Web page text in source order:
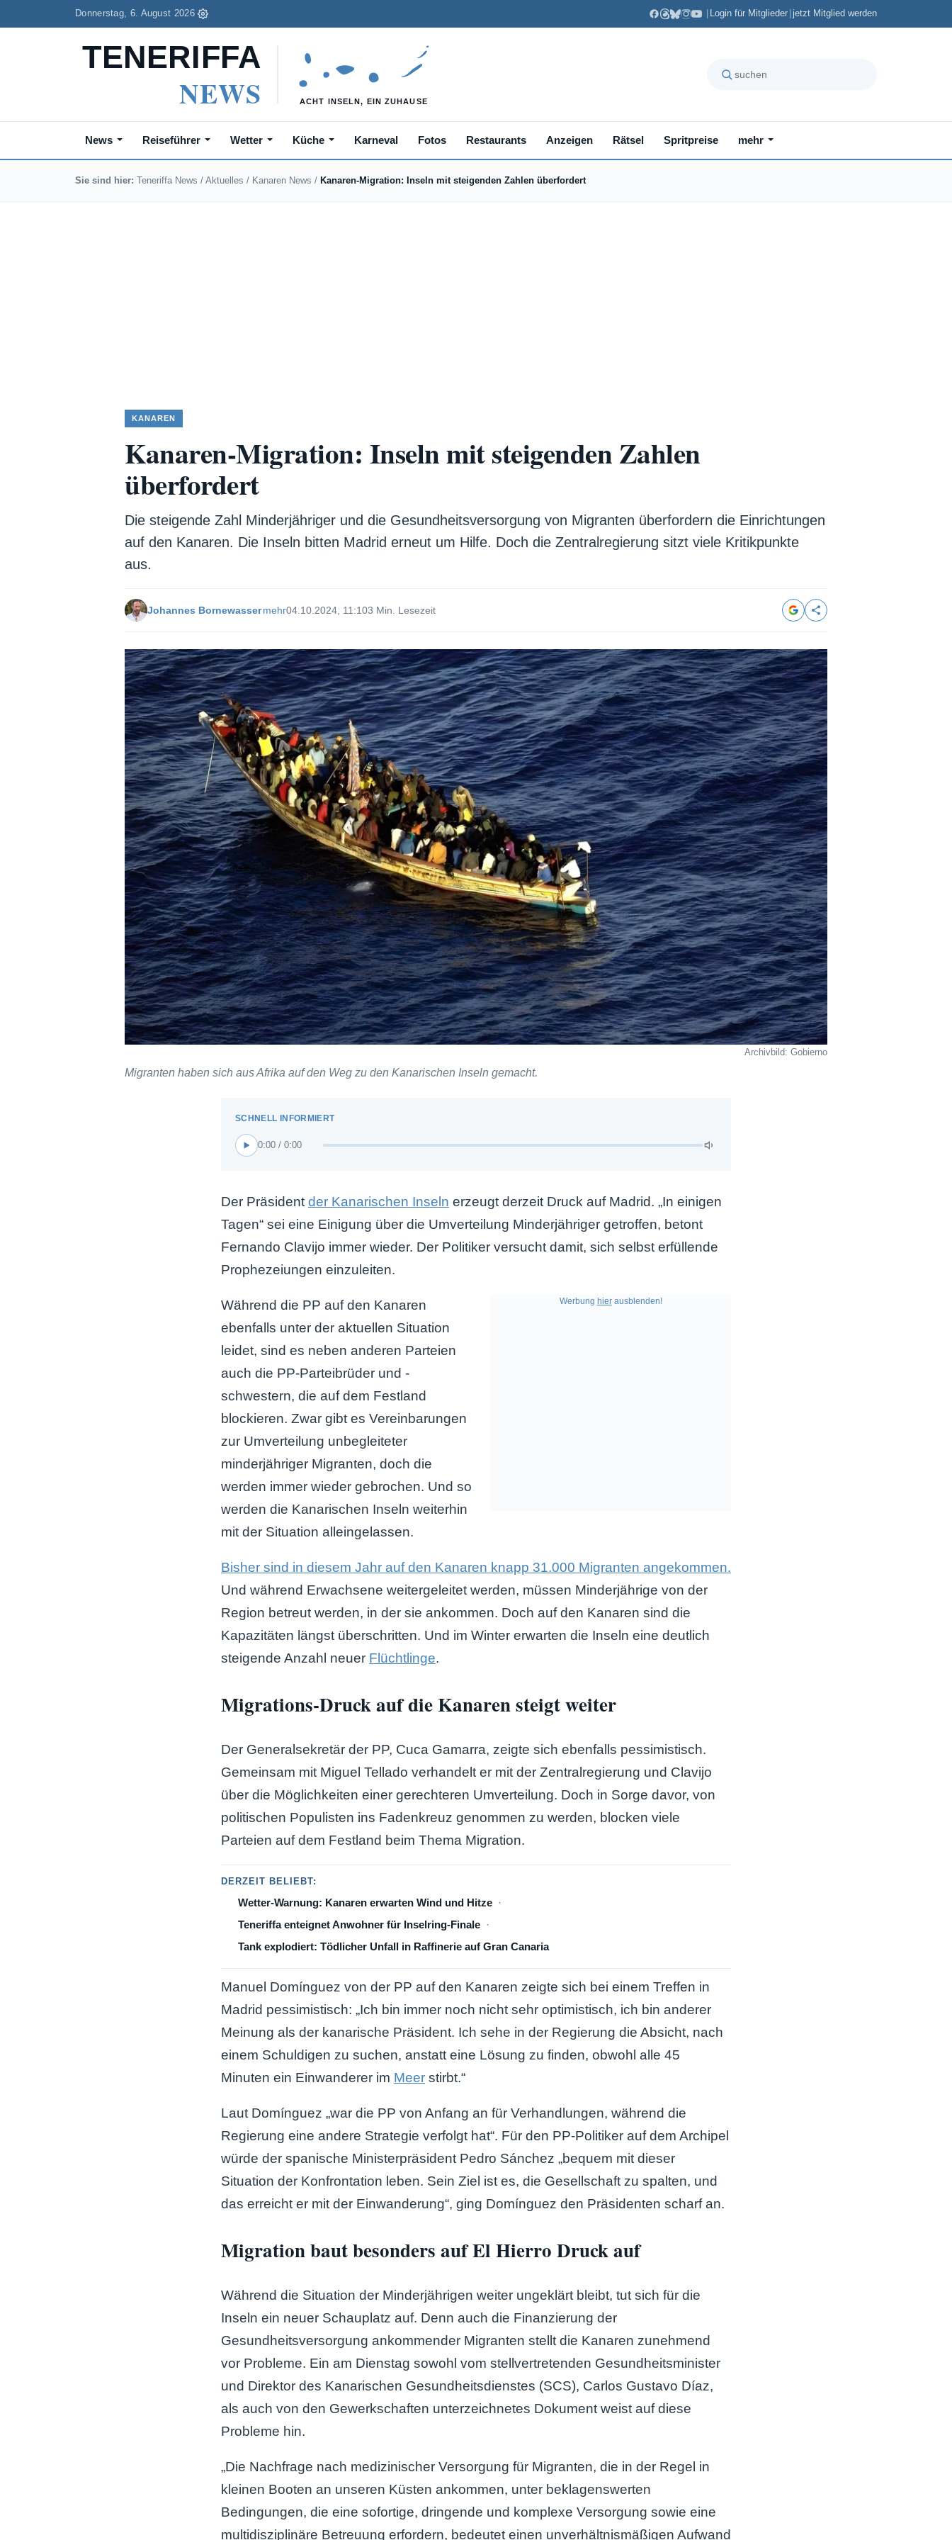
Donnerstag, 6. August 2026 Login für Mitglieder jetzt Mitglied werden
News Reiseführer Wetter Küche Karneval Fotos Restaurants Anzeigen Rätsel Spritpreise mehr
Sie sind hier: Teneriffa News / Aktuelles / Kanaren News / Kanaren-Migration: Inseln mit steigenden Zahlen überfordert
KANAREN
Kanaren-Migration: Inseln mit steigenden Zahlen
überfordert
Die steigende Zahl Minderjähriger und die Gesundheitsversorgung von Migranten überfordern die Einrichtungen
auf den Kanaren. Die Inseln bitten Madrid erneut um Hilfe. Doch die Zentralregierung sitzt viele Kritikpunkte
aus.
Johannes Bornewassermehr04.10.2024, 11:103 Min. Lesezeit
Archivbild: Gobierno
Migranten haben sich aus Afrika auf den Weg zu den Kanarischen Inseln gemacht.
0:00 / 0:00
Der Präsident der Kanarischen Inseln erzeugt derzeit Druck auf Madrid. „In einigen
Tagen“ sei eine Einigung über die Umverteilung Minderjähriger getroffen, betont
Fernando Clavijo immer wieder. Der Politiker versucht damit, sich selbst erfüllende
Prophezeiungen einzuleiten.
Werbung hierausblenden!
Während die PP auf den Kanaren
ebenfalls unter der aktuellen Situation
leidet, sind es neben anderen Parteien
auch die PP-Parteibrüder und -
schwestern, die auf dem Festland
blockieren. Zwar gibt es Vereinbarungen
zur Umverteilung unbegleiteter
minderjähriger Migranten, doch die
werden immer wieder gebrochen. Und so
werden die Kanarischen Inseln weiterhin
mit der Situation alleingelassen.
Bisher sind in diesem Jahr auf den Kanaren knapp 31.000 Migranten angekommen.
Und während Erwachsene weitergeleitet werden, müssen Minderjährige von der
Region betreut werden, in der sie ankommen. Doch auf den Kanaren sind die
Kapazitäten längst überschritten. Und im Winter erwarten die Inseln eine deutlich
steigende Anzahl neuer Flüchtlinge.
Migrations-Druck auf die Kanaren steigt weiter
Der Generalsekretär der PP, Cuca Gamarra, zeigte sich ebenfalls pessimistisch.
Gemeinsam mit Miguel Tellado verhandelt er mit der Zentralregierung und Clavijo
über die Möglichkeiten einer gerechteren Umverteilung. Doch in Sorge davor, von
politischen Populisten ins Fadenkreuz genommen zu werden, blocken viele
Parteien auf dem Festland beim Thema Migration.
DERZEIT BELIEBT:
Wetter-Warnung: Kanaren erwarten Wind und Hitze
Teneriffa enteignet Anwohner für Inselring-Finale
Tank explodiert: Tödlicher Unfall in Raffinerie auf Gran Canaria
Manuel Domínguez von der PP auf den Kanaren zeigte sich bei einem Treffen in
Madrid pessimistisch: „Ich bin immer noch nicht sehr optimistisch, ich bin anderer
Meinung als der kanarische Präsident. Ich sehe in der Regierung die Absicht, nach
einem Schuldigen zu suchen, anstatt eine Lösung zu finden, obwohl alle 45
Minuten ein Einwanderer im Meer stirbt.“
Laut Domínguez „war die PP von Anfang an für Verhandlungen, während die
Regierung eine andere Strategie verfolgt hat“. Für den PP-Politiker auf dem Archipel
würde der spanische Ministerpräsident Pedro Sánchez „bequem mit dieser
Situation der Konfrontation leben. Sein Ziel ist es, die Gesellschaft zu spalten, und
das erreicht er mit der Einwanderung“, ging Domínguez den Präsidenten scharf an.
Migration baut besonders auf El Hierro Druck auf
Während die Situation der Minderjährigen weiter ungeklärt bleibt, tut sich für die
Inseln ein neuer Schauplatz auf. Denn auch die Finanzierung der
Gesundheitsversorgung ankommender Migranten stellt die Kanaren zunehmend
vor Probleme. Ein am Dienstag sowohl vom stellvertretenden Gesundheitsminister
und Direktor des Kanarischen Gesundheitsdienstes (SCS), Carlos Gustavo Díaz,
als auch von den Gewerkschaften unterzeichnetes Dokument weist auf diese
Probleme hin.
„Die Nachfrage nach medizinischer Versorgung für Migranten, die in der Regel in
kleinen Booten an unseren Küsten ankommen, unter beklagenswerten
Bedingungen, die eine sofortige, dringende und komplexe Versorgung sowie eine
multidisziplinäre Betreuung erfordern, bedeutet einen unverhältnismäßigen Aufwand